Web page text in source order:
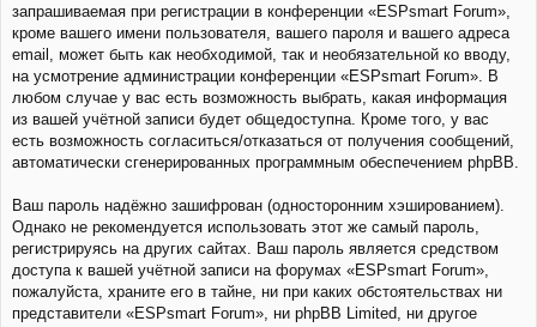
запрашиваемая при регистрации в конференции «ESPsmart Forum»,
кроме вашего имени пользователя, вашего пароля и вашего адреса
email, может быть как необходимой, так и необязательной ко вводу,
на усмотрение администрации конференции «ESPsmart Forum». В
любом случае у вас есть возможность выбрать, какая информация
из вашей учётной записи будет общедоступна. Кроме того, у вас
есть возможность согласиться/отказаться от получения сообщений,
автоматически сгенерированных программным обеспечением phpBB.
Ваш пароль надёжно зашифрован (односторонним хэшированием).
Однако не рекомендуется использовать этот же самый пароль,
регистрируясь на других сайтах. Ваш пароль является средством
доступа к вашей учётной записи на форумах «ESPsmart Forum»,
пожалуйста, храните его в тайне, ни при каких обстоятельствах ни
представители «ESPsmart Forum», ни phpBB Limited, ни другое